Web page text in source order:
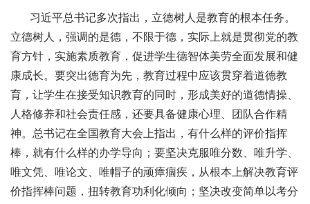
习近平总书记多次指出，立德树人是教育的根本任务。
立德树人，强调的是德，不限于德，实际上就是贯彻党的教
育方针，实施素质教育，促进学生德智体美劳全面发展和健
康成长。要突出德育为先，教育过程中应该贯穿着道德教
育，让学生在接受知识教育的同时，形成美好的道德情操、
人格修养和社会责任感，还要具备健康心理、团队合作精
神。总书记在全国教育大会上指出，有什么样的评价指挥
棒，就有什么样的办学导向；要坚决克服唯分数、唯升学、
唯文凭、唯论文、唯帽子的顽瘴痼疾，从根本上解决教育评
价指挥棒问题，扭转教育功利化倾向；坚决改变简单以考分